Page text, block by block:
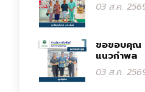
03 ส.ค.
ขอขอบคุณ
แนวกำพล
03 ส.ค.